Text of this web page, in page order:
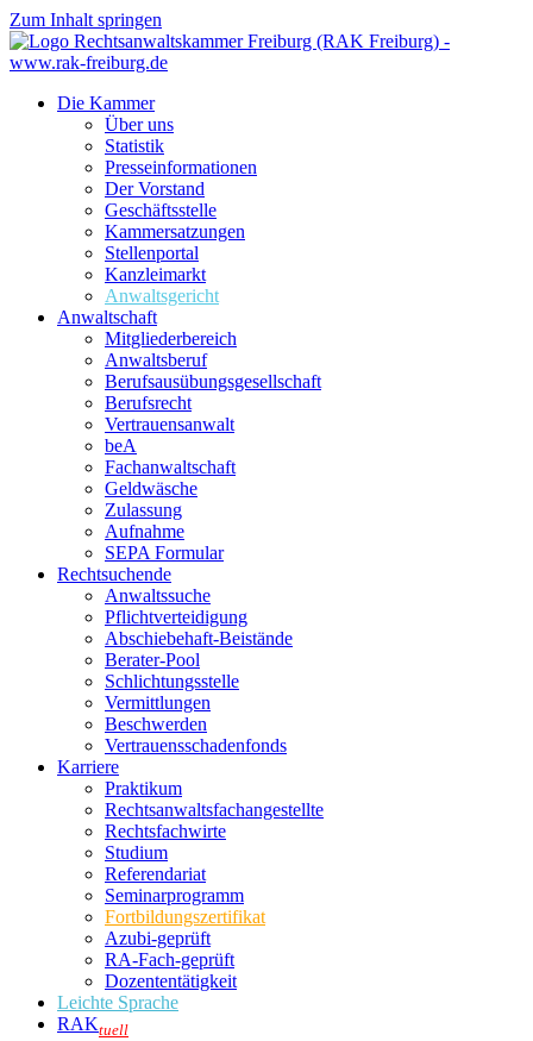
Zum Inhalt springen
Die Kammer
Über uns
Statistik
Presseinformationen
Der Vorstand
Geschäftsstelle
Kammersatzungen
Stellenportal
Kanzleimarkt
Anwaltsgericht
Anwaltschaft
Mitgliederbereich
Anwaltsberuf
Berufsausübungs­gesellschaft
Berufsrecht
Vertrauensanwalt
beA
Fachanwaltschaft
Geldwäsche
Zulassung
Aufnahme
SEPA Formular
Rechtsuchende
Anwaltssuche
Pflichtverteidigung
Abschiebehaft-Beistände
Berater-Pool
Schlichtungsstelle
Vermittlungen
Beschwerden
Vertrauensschadenfonds
Karriere
Praktikum
Rechtsanwalts­fachangestellte
Rechtsfachwirte
Studium
Referendariat
Seminarprogramm
Fortbildungszertifikat
Azubi-geprüft
RA-Fach-geprüft
Dozententätigkeit
Leichte Sprache
RAKtuell